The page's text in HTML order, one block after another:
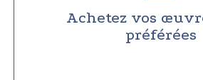
Achetez vos
préférées